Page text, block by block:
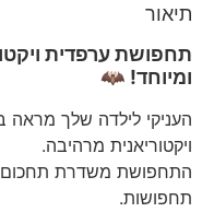
תיאור
תחפושת ערפדית
ומיוחד! 🦇
העניקי לילדה שלך
ויקטוריאנית מרהיבה.
התחפושת משדרת תחכום
תחפושות.